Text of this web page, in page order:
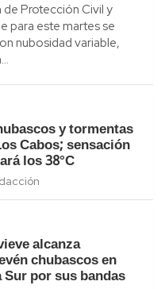
de Protección Civil y
para este martes se
nubosidad variable,
y tormentas
Cabos; sensación
los 38°C
alcanza
chubascos en
por sus bandas